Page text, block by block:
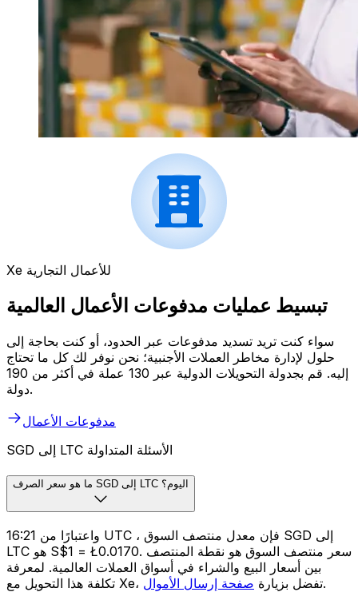
Xe للأعمال التجارية
تبسيط عمليات مدفوعات الأعمال العالمية
سواء كنت تريد تسديد مدفوعات عبر الحدود، أو كنت بحاجة إلى
حلول لإدارة مخاطر العملات الأجنبية؛ نحن نوفر لك كل ما تحتاج
إليه. قم بجدولة التحويلات الدولية عبر 130 عملة في أكثر من 190
دولة.
مدفوعات الأعمال
SGD إلى LTC الأسئلة المتداولة
ما هو سعر الصرف SGD إلى LTC اليوم؟
واعتبارًا من 16:21 UTC ، فإن معدل منتصف السوق SGD إلى
LTC هو S$1 = Ł0.0170. سعر منتصف السوق هو نقطة المنتصف
بين أسعار البيع والشراء في أسواق العملات العالمية. لمعرفة
تكلفة هذا التحويل مع Xe، تفضل بزيارة صفحة إرسال الأموال .